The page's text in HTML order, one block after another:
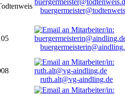
ruth.alt@vg-aindling.de